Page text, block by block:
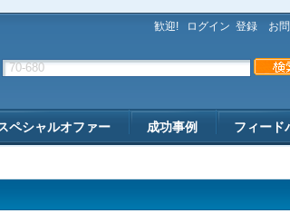
歓迎! ログイン 登録 お
ペシャルオファー 成功事例 フィード